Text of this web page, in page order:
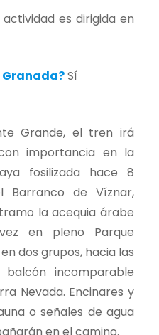
actividad es dirigida en
Granada?Sí
Grande, el tren irá
importancia en la
fosilizada hace 8
Barranco de Víznar,
la acequia árabe
en pleno Parque
dos grupos, hacia las
balcón incomparable
Nevada. Encinares y
o señales de agua
en el camino.